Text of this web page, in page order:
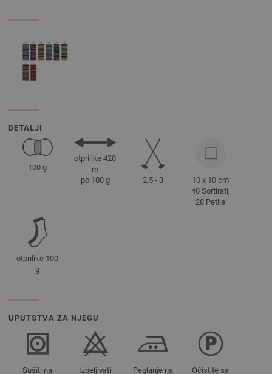
DETALJI
100 g
otprilike 420
m
po 100 g
2,5 - 3
10 x 10 cm
40 Sortirati,
28 Petlje
otprilike 100
g
UPUTSTVA ZA NJEGU
Sušiti na Izbeljivati Peglanje na Očistite sa